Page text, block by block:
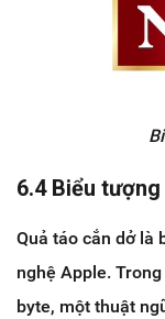
6.4 Biểu
Quả táo cắn dở là
nghệ Apple. Trong
byte, một thuật